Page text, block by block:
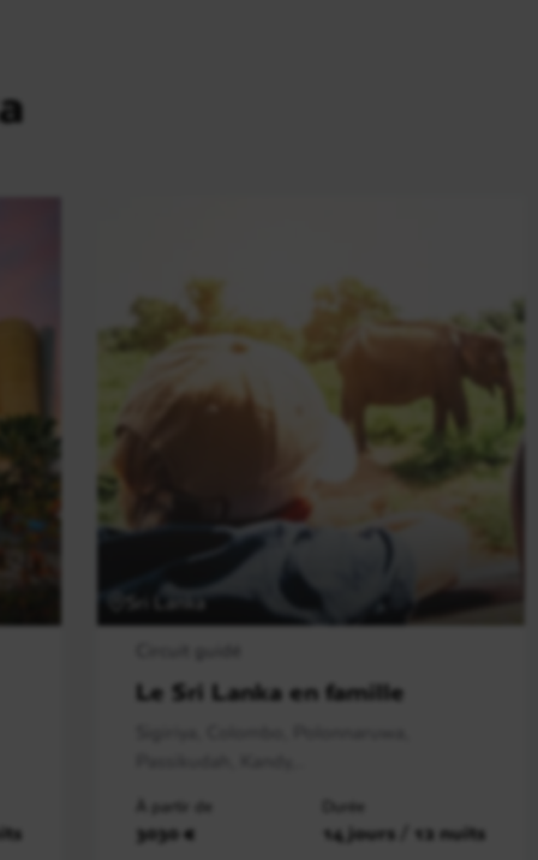
Le Sri Lanka en famille
À partir de
3030 €
Durée
14 jours / 12 nuits